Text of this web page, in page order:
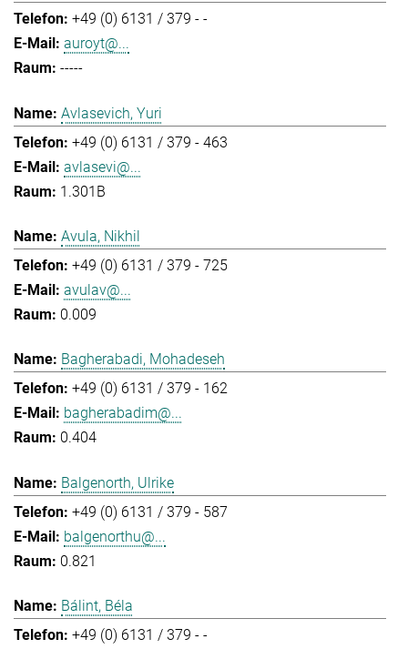
+49 (0) 6131 / 379 - -
auroyt@...
-----
Avlasevich, Yuri
+49 (0) 6131 / 379 - 463
avlasevi@...
1.301B
Avula, Nikhil
+49 (0) 6131 / 379 - 725
avulav@...
0.009
Bagherabadi, Mohadeseh
+49 (0) 6131 / 379 - 162
bagherabadim@...
0.404
Balgenorth, Ulrike
+49 (0) 6131 / 379 - 587
balgenorthu@...
0.821
Bálint, Béla
+49 (0) 6131 / 379 - -